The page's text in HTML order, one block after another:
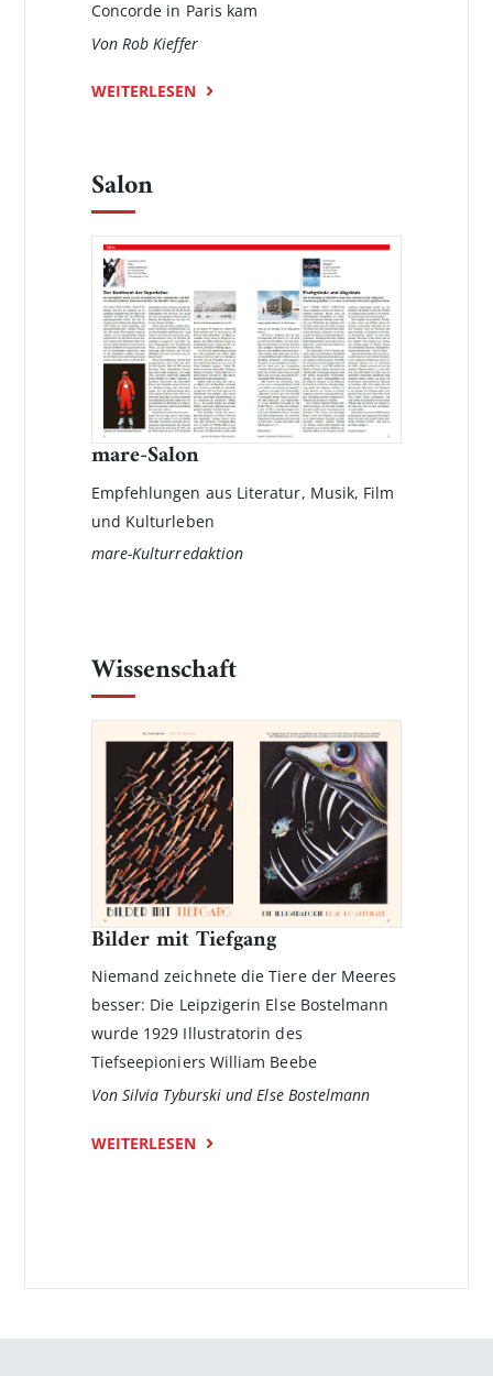
Concorde in Paris kam
Von Rob Kieffer
WEITERLESEN
Salon
mare-Salon
Empfehlungen aus Literatur, Musik, Film
und Kulturleben
mare-Kulturredaktion
Wissenschaft
Bilder mit Tiefgang
Niemand zeichnete die Tiere der Meeres
besser: Die Leipzigerin Else Bostel­mann
wurde 1929 Illustratorin des
Tiefseepioniers William Beebe
Von Silvia Tyburski und Else Bostelmann
WEITERLESEN